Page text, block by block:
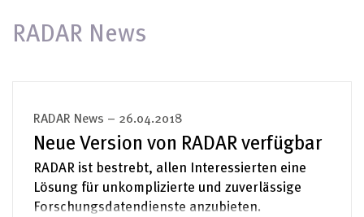
RADAR News
RADAR News – 26.04.2018
Neue Version von RADAR verfügbar
RADAR ist bestrebt, allen Interessierten eine
Lösung für unkomplizierte und zuverlässige
Forschungsdatendienste anzubieten.